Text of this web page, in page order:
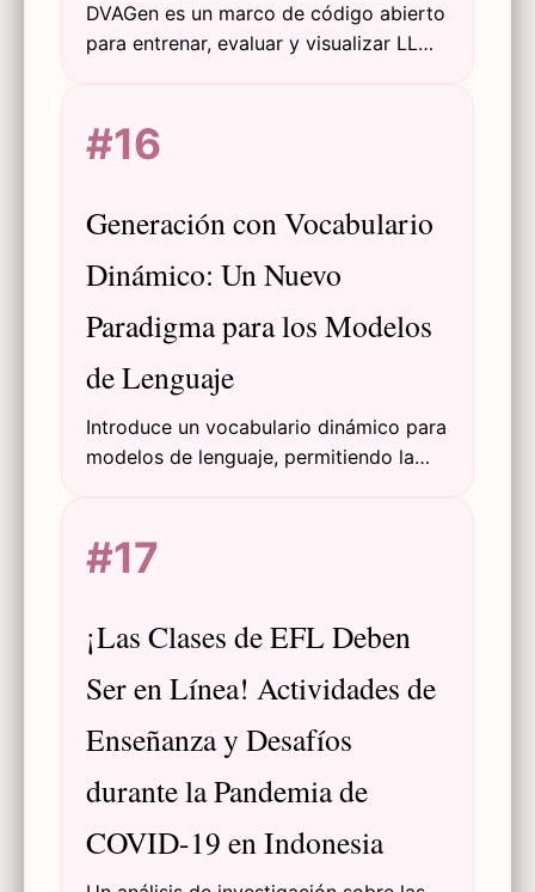
DVAGen es un marco de código abierto
para entrenar, evaluar y visualizar LLMs
mejorando la escalabilidad de la
inferencia.
#16
Generación con Vocabulario
Dinámico: Un Nuevo
Paradigma para los Modelos
de Lenguaje
Introduce un vocabulario dinámico para
modelos de lenguaje, permitiendo la
eficiencia, y ofreciendo despliegue
plug-and-play para aplicaciones
#17
¡Las Clases de EFL Deben
Ser en Línea! Actividades de
Enseñanza y Desafíos
durante la Pandemia de
COVID-19 en Indonesia